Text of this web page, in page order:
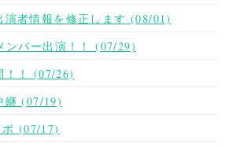
演者情報を修正します (08/01)
ンバー出演！！ (07/29)
！！ (07/26)
継 (07/19)
(07/17)